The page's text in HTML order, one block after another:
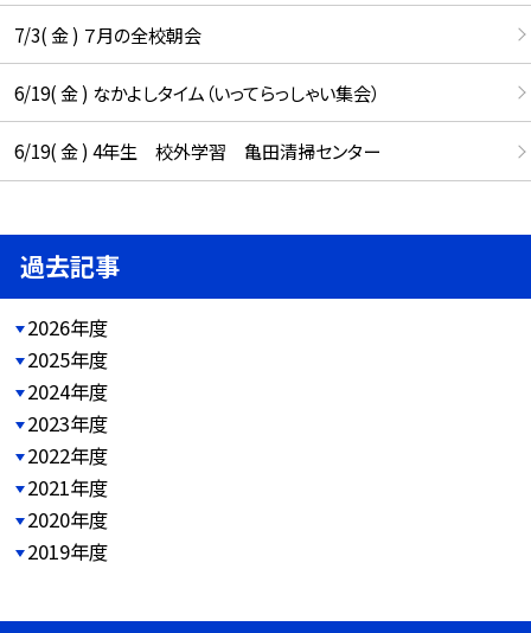
7/3( 金 ) ７月の全校朝会
6/19( 金 ) なかよしタイム（いってらっしゃい集会）
6/19( 金 ) 4年生 校外学習 亀田清掃センター
過去記事
2026年度
2025年度
2024年度
2023年度
2022年度
2021年度
2020年度
2019年度